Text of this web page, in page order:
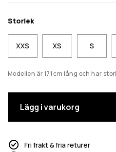
Storlek
XXS XS S
Modellen är 171 cm lång och har
Lägg i varukorg
Fri frakt & fria returer